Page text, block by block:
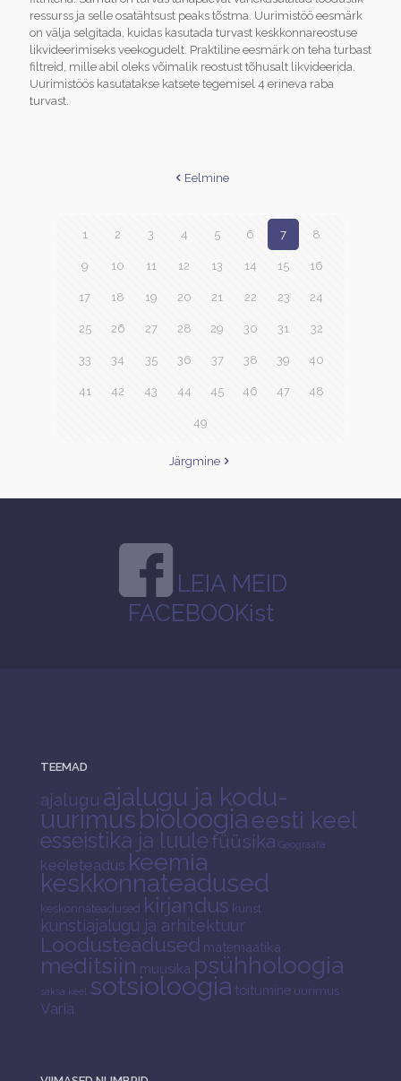
ressurss ja selle osatähtsust peaks tõstma. Uurimistöö eesmärk
on välja selgitada, kuidas kasutada turvast keskkonnareostuse
likvideerimiseks veekogudelt. Praktiline eesmärk on teha turbast
filtreid, mille abil oleks võimalik reostust tõhusalt likvideerida.
Uurimistöös kasutatakse katsete tegemisel 4 erineva raba
turvast.
Eelmine
1 2 3 4 5 6 7 8
9 10 11 12 13 14 15 16
17 18 19 20 21 22 23 24
25 26 27 28 29 30 31 32
33 34 35 36 37 38 39 40
41 42 43 44 45 46 47 48
49
Järgmine
LEIA MEID
FACEBOOKist
TEEMAD
ajalugu ajalugu ja kodu-
uurimusbioloogia eesti keel
esseistika ja luulefüüsika Geograafia
keeleteadus keemia
keskkonnateadused
keskonnateadused kirjandus kunst
kunstiajalugu ja arhitektuur
Loodusteadused matemaatika
meditsiin muusika psühholoogia
saksa keel sotsioloogia toitumine uurimus
Varia